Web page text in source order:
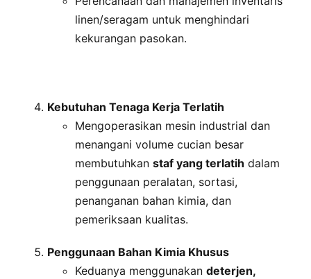
linen/seragam untuk menghindari
kekurangan pasokan.
Kebutuhan Tenaga Kerja Terlatih
Mengoperasikan mesin industrial dan
menangani volume cucian besar
membutuhkan staf yang terlatih dalam
penggunaan peralatan, sortasi,
penanganan bahan kimia, dan
pemeriksaan kualitas.
Penggunaan Bahan Kimia Khusus
Keduanya menggunakan deterjen,